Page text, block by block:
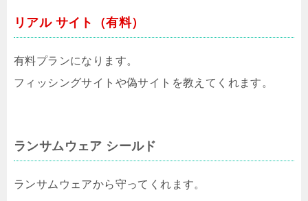
リアル サイト（有料）
有料プランになります。
フィッシングサイトや偽サイトを教えてくれます。
ランサムウェア シールド
ランサムウェアから守ってくれます。